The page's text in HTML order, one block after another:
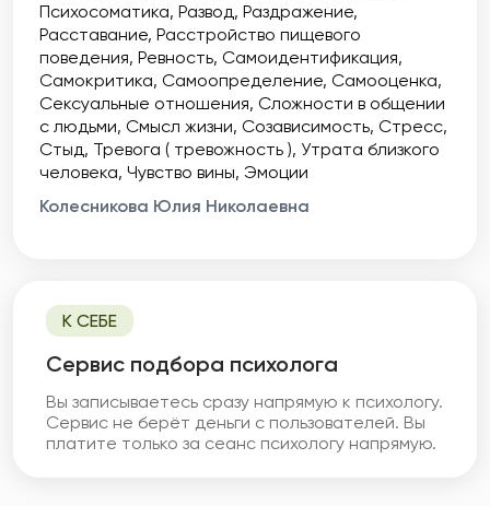
К СЕБЕ
Cервис подбора психолога
Вы записываетесь сразу напрямую к психологу.
Сервис не берёт деньги с пользователей. Вы
платите только за сеанс психологу напрямую.
Психосоматика Развод Раздражение
Расставание Расстройство пищевого
поведения Ревность Самоидентификация
Самокритика Самоопределение Самооценка
Сексуальные отношения Сложности в общении
с людьми Смысл жизни Созависимость Стресс
Стыд Тревога ( тревожность ) Утрата близкого
человека Чувство вины Эмоции
Колесникова Юлия Николаевна